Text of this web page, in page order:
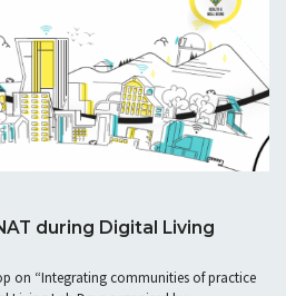
during Digital Living
on “Integrating communities of practice